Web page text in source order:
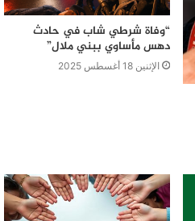
“وفاة شرطي شاب في حادث
دهس مأساوي ببني ملال”
الإثنين 18 أغسطس 2025